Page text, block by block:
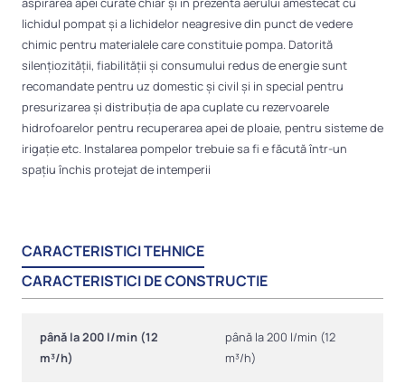
lichidul pompat și a lichidelor neagresive din punct de vedere
chimic pentru materialele care constituie pompa. Datorită
silențiozității, fiabilității și consumului redus de energie sunt
recomandate pentru uz domestic și civil și in special pentru
presurizarea și distribuția de apa cuplate cu rezervoarele
hidrofoarelor pentru recuperarea apei de ploaie, pentru sisteme de
irigație etc. Instalarea pompelor trebuie sa fi e făcută într-un
spațiu închis protejat de intemperii
CARACTERISTICI TEHNICE
CARACTERISTICI DE CONSTRUCTIE
până la 200 l/min (12
m³/h)
până la 200 l/min (12
m³/h)